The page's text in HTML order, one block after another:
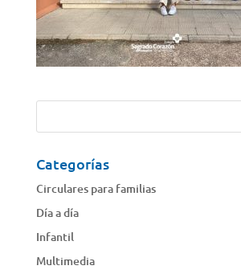
Categorías
Circulares para familias
Día a día
Infantil
Multimedia